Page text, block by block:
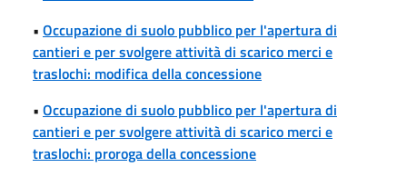
• Occupazione di suolo pubblico per l'apertura di
cantieri e per svolgere attività di scarico merci e
traslochi: modifica della concessione
• Occupazione di suolo pubblico per l'apertura di
cantieri e per svolgere attività di scarico merci e
traslochi: proroga della concessione